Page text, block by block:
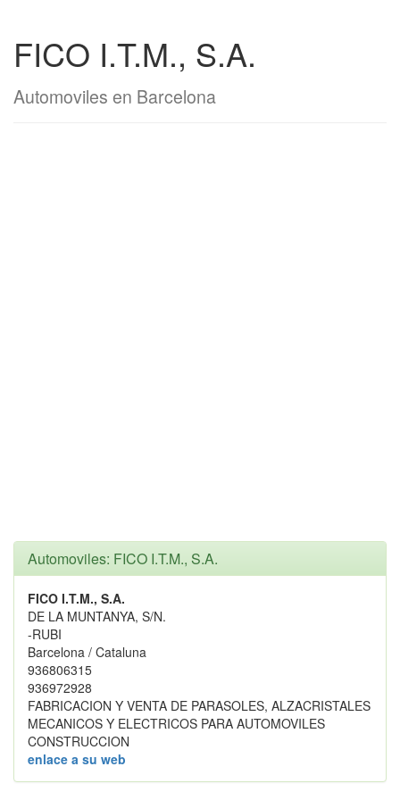
FICO I.T.M., S.A.
Automoviles en Barcelona
Automoviles: FICO I.T.M., S.A.
FICO I.T.M., S.A.
DE LA MUNTANYA, S/N.
-RUBI
Barcelona / Cataluna
936806315
936972928
FABRICACION Y VENTA DE PARASOLES, ALZACRISTALES
MECANICOS Y ELECTRICOS PARA AUTOMOVILES
CONSTRUCCION
enlace a su web